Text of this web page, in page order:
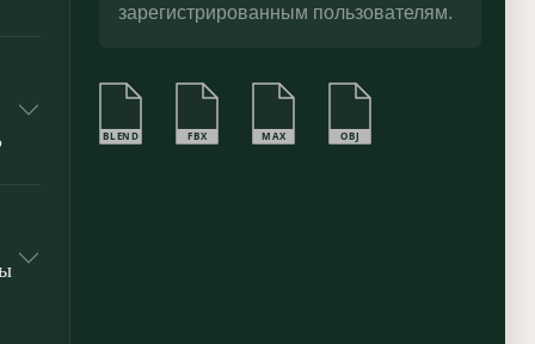
зарегистрированным пользователям.
BLEND FBX MAX OBJ